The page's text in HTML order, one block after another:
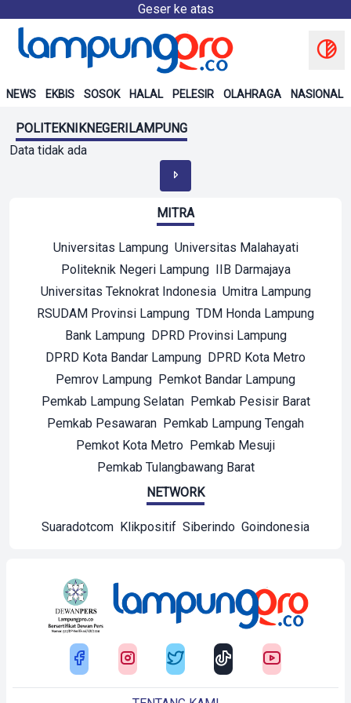
Geser ke atas
NEWS EKBIS SOSOK HALAL PELESIR OLAHRAGA NASIONAL
POLITEKNIKNEGERILAMPUNG
Data tidak ada
MITRA
Universitas Lampung Universitas Malahayati
Politeknik Negeri Lampung IIB Darmajaya
Universitas Teknokrat Indonesia Umitra Lampung
RSUDAM Provinsi Lampung TDM Honda Lampung
Bank Lampung DPRD Provinsi Lampung
DPRD Kota Bandar Lampung DPRD Kota Metro
Pemrov Lampung Pemkot Bandar Lampung
Pemkab Lampung Selatan Pemkab Pesisir Barat
Pemkab Pesawaran Pemkab Lampung Tengah
Pemkot Kota Metro Pemkab Mesuji
Pemkab Tulangbawang Barat
NETWORK
Suaradotcom Klikpositif Siberindo Goindonesia